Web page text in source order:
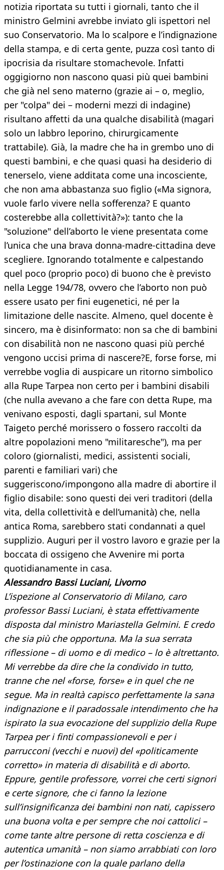
notizia riportata su tutti i giornali, tanto che il
ministro Gelmini avrebbe inviato gli ispettori nel
suo Conservatorio. Ma lo scalpore e l’indignazione
della stampa, e di certa gente, puzza così tanto di
ipocrisia da risultare stomachevole. Infatti
oggigiorno non nascono quasi più quei bambini
che già nel seno materno (grazie ai – o, meglio,
per "colpa" dei – moderni mezzi di indagine)
risultano affetti da una qualche disabilità (magari
solo un labbro leporino, chirurgicamente
trattabile). Già, la madre che ha in grembo uno di
questi bambini, e che quasi quasi ha desiderio di
tenerselo, viene additata come una incosciente,
che non ama abbastanza suo figlio («Ma signora,
vuole farlo vivere nella sofferenza? E quanto
costerebbe alla collettività?»): tanto che la
"soluzione" dell’aborto le viene presentata come
l’unica che una brava donna-madre-cittadina deve
scegliere. Ignorando totalmente e calpestando
quel poco (proprio poco) di buono che è previsto
nella Legge 194/78, ovvero che l’aborto non può
essere usato per fini eugenetici, né per la
limitazione delle nascite. Almeno, quel docente è
sincero, ma è disinformato: non sa che di bambini
con disabilità non ne nascono quasi più perché
vengono uccisi prima di nascere?E, forse forse, mi
verrebbe voglia di auspicare un ritorno simbolico
alla Rupe Tarpea non certo per i bambini disabili
(che nulla avevano a che fare con detta Rupe, ma
venivano esposti, dagli spartani, sul Monte
Taigeto perché morissero o fossero raccolti da
altre popolazioni meno "militaresche"), ma per
coloro (giornalisti, medici, assistenti sociali,
parenti e familiari vari) che
suggeriscono/impongono alla madre di abortire il
figlio disabile: sono questi dei veri traditori (della
vita, della collettività e dell’umanità) che, nella
antica Roma, sarebbero stati condannati a quel
supplizio. Auguri per il vostro lavoro e grazie per la
boccata di ossigeno che Avvenire mi porta
quotidianamente in casa.
Alessandro Bassi Luciani, Livorno
L’ispezione al Conservatorio di Milano, caro
professor Bassi Luciani, è stata effettivamente
disposta dal ministro Mariastella Gelmini. E credo
che sia più che opportuna. Ma la sua serrata
riflessione – di uomo e di medico – lo è altrettanto.
Mi verrebbe da dire che la condivido in tutto,
tranne che nel «forse, forse» e in quel che ne
segue. Ma in realtà capisco perfettamente la sana
indignazione e il paradossale intendimento che ha
ispirato la sua evocazione del supplizio della Rupe
Tarpea per i finti compassionevoli e per i
parrucconi (vecchi e nuovi) del «politicamente
corretto» in materia di disabilità e di aborto.
Eppure, gentile professore, vorrei che certi signori
e certe signore, che ci fanno la lezione
sull’insignificanza dei bambini non nati, capissero
una buona volta e per sempre che noi cattolici –
come tante altre persone di retta coscienza e di
autentica umanità – non siamo arrabbiati con loro
per l’ostinazione con la quale parlano della